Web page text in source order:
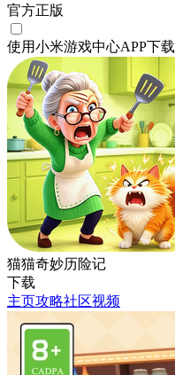
官方正版
使用小米游戏中心APP下载
猫猫奇妙历险记
下载
主页攻略社区视频